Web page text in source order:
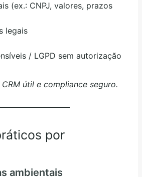
(ex.: CNPJ, valores, prazos
legais
/ LGPD sem autorização
útil e compliance seguro.
por
ambientais